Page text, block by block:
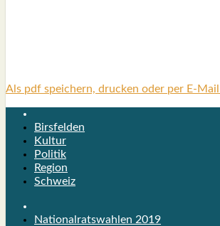
Als pdf speichern, drucken oder per E-
Birsfelden
Kultur
Politik
Region
Schweiz
Nationalratswahlen 2019